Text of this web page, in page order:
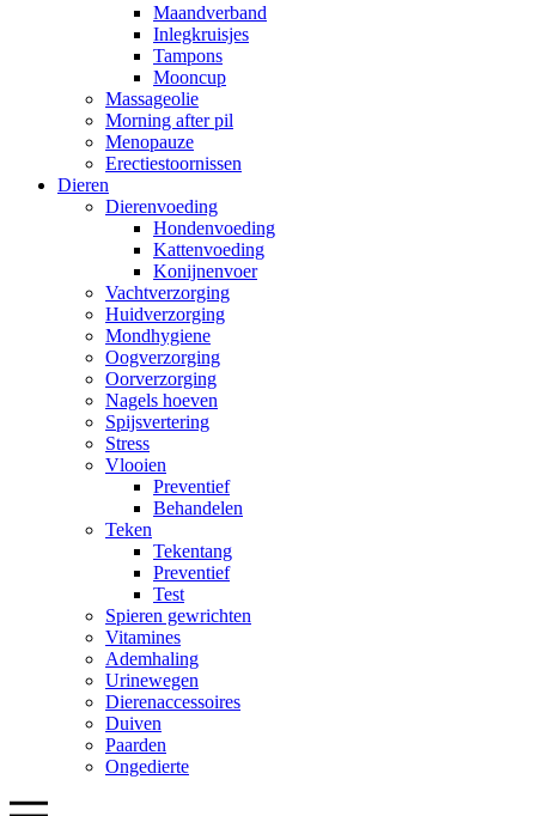
Maandverband
Inlegkruisjes
Tampons
Mooncup
Massageolie
Morning after pil
Menopauze
Erectiestoornissen
Dieren
Dierenvoeding
Hondenvoeding
Kattenvoeding
Konijnenvoer
Vachtverzorging
Huidverzorging
Mondhygiene
Oogverzorging
Oorverzorging
Nagels hoeven
Spijsvertering
Stress
Vlooien
Preventief
Behandelen
Teken
Tekentang
Preventief
Test
Spieren gewrichten
Vitamines
Ademhaling
Urinewegen
Dierenaccessoires
Duiven
Paarden
Ongedierte